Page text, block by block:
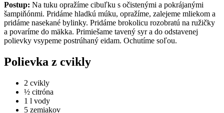
Postup: Na tuku opražíme cibuľku s očistenými a pokrájanými
šampiňónmi. Pridáme hladkú múku, opražíme, zalejeme mliekom a
pridáme nasekané bylinky. Pridáme brokolicu rozobratú na ružičky
a povaríme do mäkka. Primiešame tavený syr a do odstavenej
polievky vsypeme postrúhaný eidam. Ochutíme soľou.
Polievka z cvikly
2 cvikly
½ citróna
1 l vody
5 zemiakov